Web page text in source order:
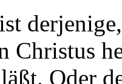
Christus
Oder